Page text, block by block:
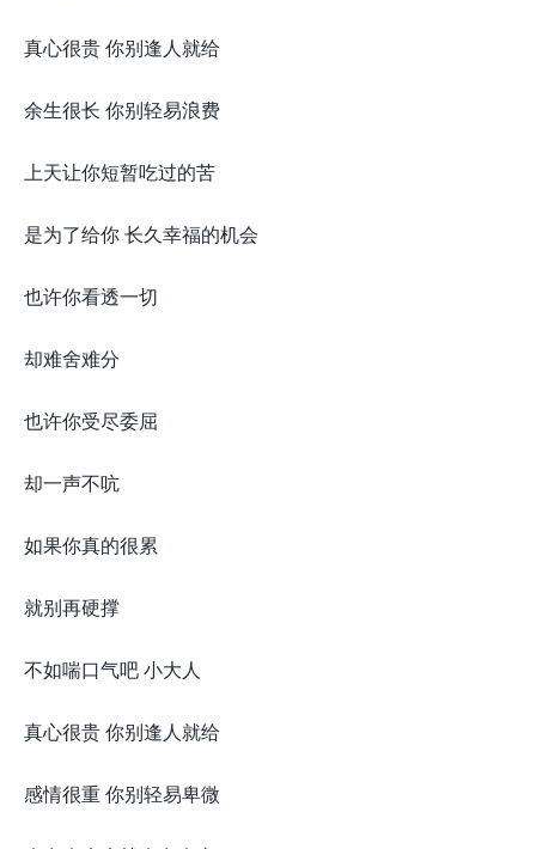
真心很贵 你别逢人就给
余生很长 你别轻易浪费
上天让你短暂吃过的苦
是为了给你 长久幸福的机会
也许你看透一切
却难舍难分
也许你受尽委屈
却一声不吭
如果你真的很累
就别再硬撑
不如喘口气吧 小大人
真心很贵 你别逢人就给
感情很重 你别轻易卑微